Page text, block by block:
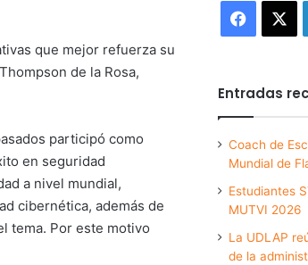
que mejor refuerza su
de la Rosa,
participó como
en seguridad
a nivel mundial,
cibernética, además de
tema. Por este motivo
Entradas
Coach de
Mundial de
Estudiantes
MUTVI 2026
La UDLAP
de la